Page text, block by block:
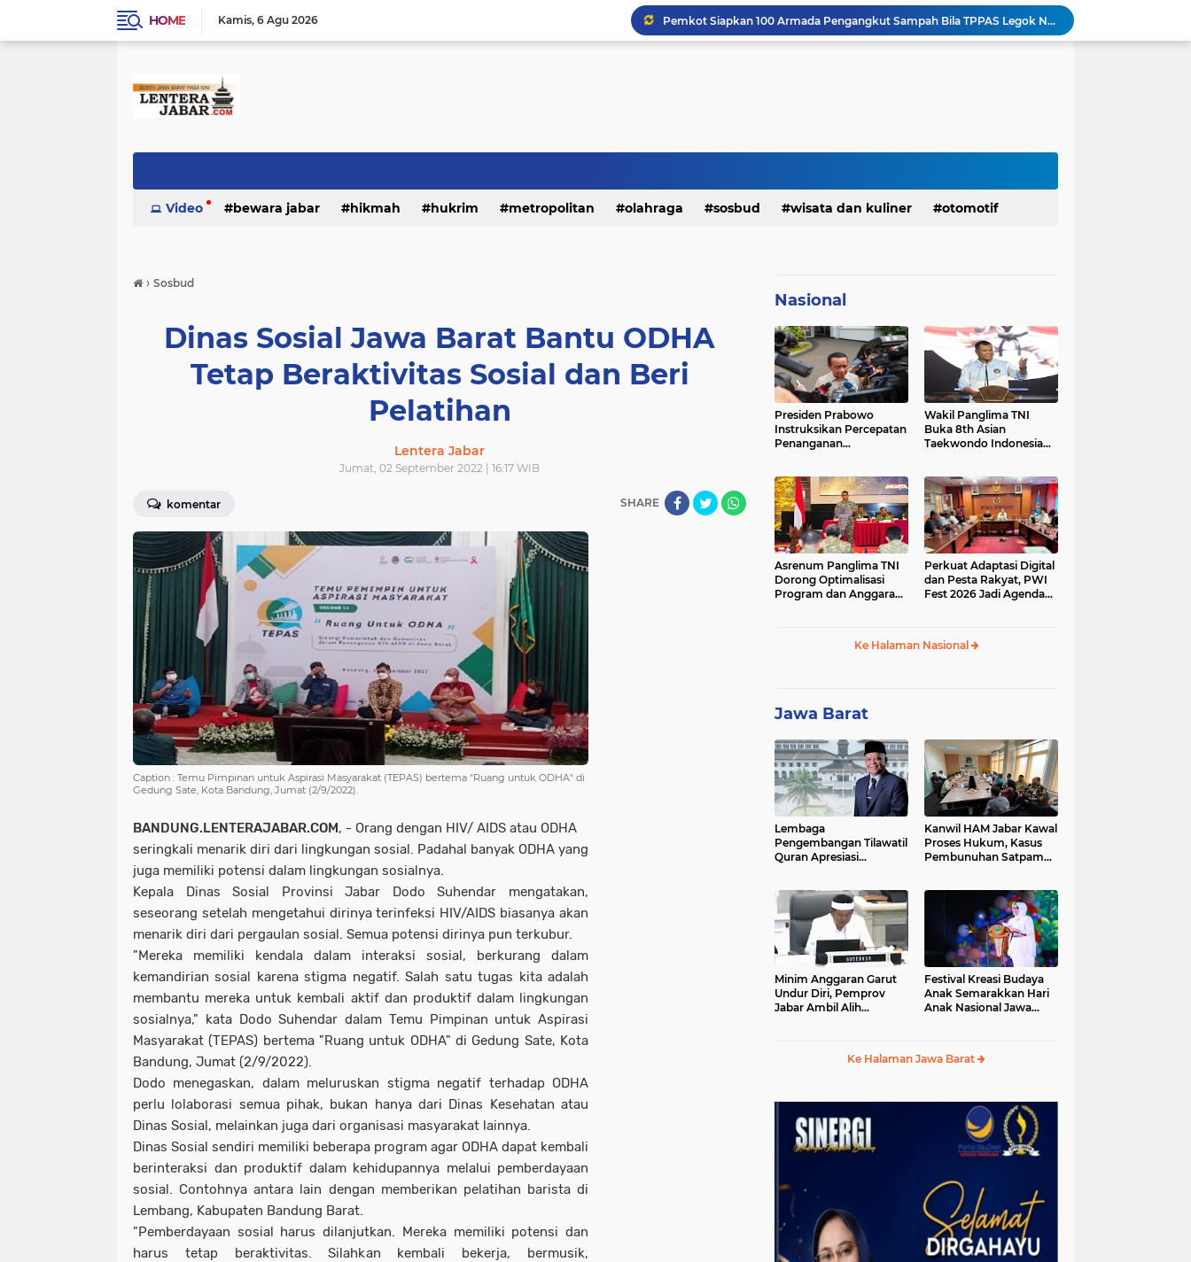
HOME Kamis 6 Agu 2026
Pemkot Siapkan 100 Armada Pengangkut Sampah Bila TPPAS Legok Nangka Beroperasi
Serda Muhammad Raihan Fadhila Raih Emas pada 8th Asian Taekwondo Indonesia Open Championship 2026
Menaker: ASN Kemnaker Harus Hadirkan Dampak Nyata bagi Masyarakat
Video bewara jabar hikmah hukrim metropolitan olahraga sosbud wisata dan kuliner otomotif
› Sosbud
Dinas Sosial Jawa Barat Bantu ODHA
Tetap Beraktivitas Sosial dan Beri
Pelatihan
Lentera Jabar
Jumat, 02 September 2022 | 16:17 WIB
komentar SHARE
Caption : Temu Pimpinan untuk Aspirasi Masyarakat (TEPAS) bertema "Ruang untuk ODHA" di
Gedung Sate, Kota Bandung, Jumat (2/9/2022).
BANDUNG.LENTERAJABAR.COM, - Orang dengan HIV/ AIDS atau ODHA
seringkali menarik diri dari lingkungan sosial. Padahal banyak ODHA yang
juga memiliki potensi dalam lingkungan sosialnya.
Kepala Dinas Sosial Provinsi Jabar Dodo Suhendar mengatakan,
seseorang setelah mengetahui dirinya terinfeksi HIV/AIDS biasanya akan
menarik diri dari pergaulan sosial. Semua potensi dirinya pun terkubur.
"Mereka memiliki kendala dalam interaksi sosial, berkurang dalam
kemandirian sosial karena stigma negatif. Salah satu tugas kita adalah
membantu mereka untuk kembali aktif dan produktif dalam lingkungan
sosialnya," kata Dodo Suhendar dalam Temu Pimpinan untuk Aspirasi
Masyarakat (TEPAS) bertema "Ruang untuk ODHA" di Gedung Sate, Kota
Bandung, Jumat (2/9/2022).
Dodo menegaskan, dalam meluruskan stigma negatif terhadap ODHA
perlu lolaborasi semua pihak, bukan hanya dari Dinas Kesehatan atau
Dinas Sosial, melainkan juga dari organisasi masyarakat lainnya.
Dinas Sosial sendiri memiliki beberapa program agar ODHA dapat kembali
berinteraksi dan produktif dalam kehidupannya melalui pemberdayaan
sosial. Contohnya antara lain dengan memberikan pelatihan barista di
Lembang, Kabupaten Bandung Barat.
"Pemberdayaan sosial harus dilanjutkan. Mereka memiliki potensi dan
harus tetap beraktivitas. Silahkan kembali bekerja, bermusik,
Nasional
Presiden Prabowo
Instruksikan Percepatan
Penanganan
BBM
Wakil Panglima TNI
Buka 8th Asian
Taekwondo Indonesia
Asrenum Panglima TNI
Dorong Optimalisasi
Program dan Anggaran
Perkuat Adaptasi Digital
dan Pesta Rakyat, PWI
Fest 2026 Jadi Agenda
Ke Halaman Nasional
Jawa Barat
Lembaga
Pengembangan Tilawatil
Quran Apresiasi
Langsung MTQ Jabar
Kanwil HAM Jabar Kawal
Proses Hukum, Kasus
Pembunuhan Satpam
Minim Anggaran Garut
Undur Diri, Pemprov
Jabar Ambil Alih
Festival Kreasi Budaya
Anak Semarakkan Hari
Anak Nasional Jawa
Sunda
Ke Halaman Jawa Barat